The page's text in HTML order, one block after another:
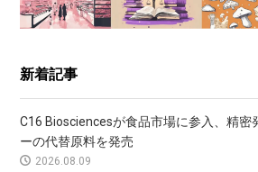
新着記事
C16 Biosciencesが食品市場に参入、精密
ーの代替原料を発売
2026.08.09